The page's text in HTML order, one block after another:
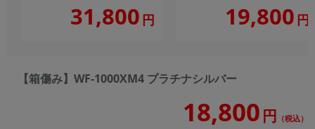
31,800 円 19,800 円
【箱傷み】WF-1000XM4 プラチナシルバー
18,800 円 （税込）